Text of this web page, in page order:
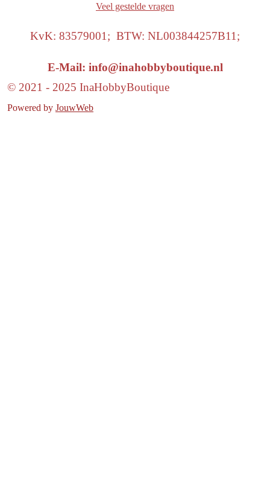
Veel gestelde vragen
KvK: 83579001; BTW: NL003844257B11;
E-Mail: info@inahobbyboutique.nl
© 2021 - 2025 InaHobbyBoutique
Powered by JouwWeb